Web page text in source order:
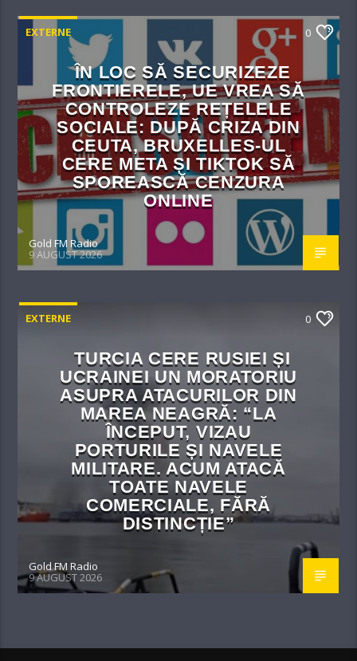
EXTERNE 0
ÎN LOC SĂ SECURIZEZE
FRONTIERELE, UE VREA SĂ
CONTROLEZE REȚELELE
SOCIALE: DUPĂ CRIZA DIN
CEUTA, BRUXELLES-UL
CERE META ȘI TIKTOK SĂ
SPOREASCĂ CENZURA
ONLINE
Gold FM Radio
9 AUGUST 2026
EXTERNE 0
TURCIA CERE RUSIEI ȘI
UCRAINEI UN MORATORIU
ASUPRA ATACURILOR DIN
MAREA NEAGRĂ: “LA
ÎNCEPUT, VIZAU
PORTURILE ȘI NAVELE
MILITARE. ACUM ATACĂ
TOATE NAVELE
COMERCIALE, FĂRĂ
DISTINCȚIE”
Gold FM Radio
9 AUGUST 2026